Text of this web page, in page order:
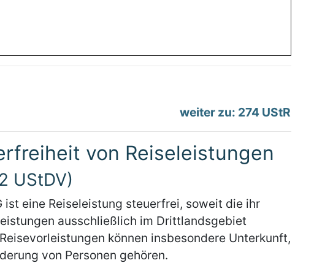
weiter zu: 274 UStR
von Reiseleistungen
UStDV)
ist eine Reiseleistung steuerfrei, soweit die ihr
ausschließlich im Drittlandsgebiet
können insbesondere Unterkunft,
von Personen gehören.